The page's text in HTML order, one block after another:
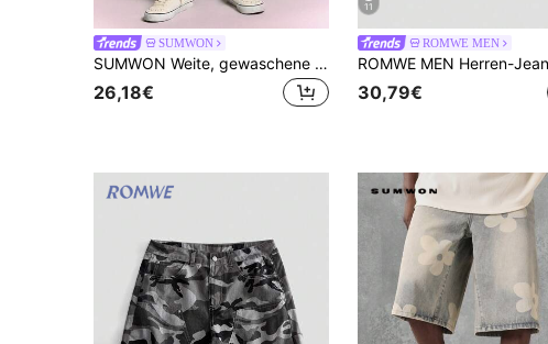
SUMWON
SUMWON Weite, gewaschene Denim Jorts mit gesticktem Logo, Weites Bein Knie-lang Sommer Shorts im Vintage-Stil
26,18€
11
ROMWE MEN
30,79€